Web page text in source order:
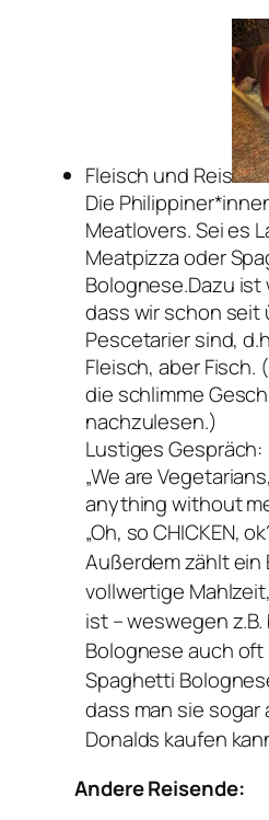
Fleisch und Reis
Die
Meatlovers. Sei es
Meatpizza oder
Bolognese.Dazu
dass wir schon seit
Pescetarier sind,
Fleisch, aber Fisch.
die schlimme
nachzulesen.)
Lustiges Gespräch:
„We are
anything without
„Oh, so CHICKEN,
Außerdem zählt ein
vollwertige
ist – weswegen
Bolognese auch oft
Spaghetti
dass man sie sogar
Donalds kaufen
Andere Reisende: